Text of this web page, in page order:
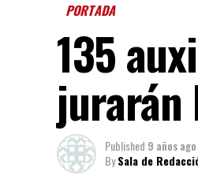
PORTADA
135
jurarán
Published 9 años ago
BySala de